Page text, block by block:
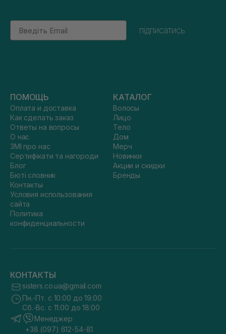
Email
підписатись
ПОМОЩЬ
Оплата и доставка
Как сделать заказ
Ответы на вопросы
О нас
ЗМІ про нас
Сертифікати та нагороди
Блог
Бюті словник
Контакты
Условия использования
сайта
Политика
конфиденциальности
КАТАЛОГ
Волосы
Лицо
Тело
Дом
Мерч
Новинки
Акции и скидки
Бренды
КОНТАКТЫ
sisters.co.ua@gmail.com
Пн.-Пт. с 10:00 до 19:00
Сб.-Вс. с 11:00 до 18:00
Менеджер
+38 (097) 612-54-81